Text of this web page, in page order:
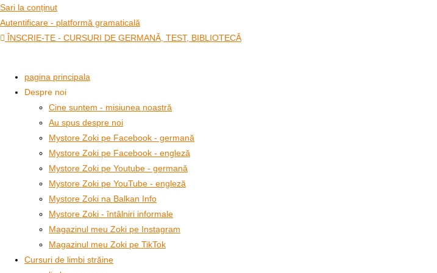
Sari la conținut
Autentificare - platformă gramaticală
ÎNSCRIE-TE - CURSURI DE GERMANĂ, TEST, BIBLIOTECĂ
pagina principala
Despre noi
Cine suntem - misiunea noastră
Au spus despre noi
Mystore Zoki pe Facebook - germană
Mystore Zoki pe Facebook - engleză
Mystore Zoki pe Youtube - germană
Mystore Zoki pe YouTube - engleză
Mystore Zoki na Balkan Info
Mystore Zoki - întâlniri informale
Magazinul meu Zoki pe Instagram
Magazinul meu Zoki pe TikTok
Cursuri de limbi străine